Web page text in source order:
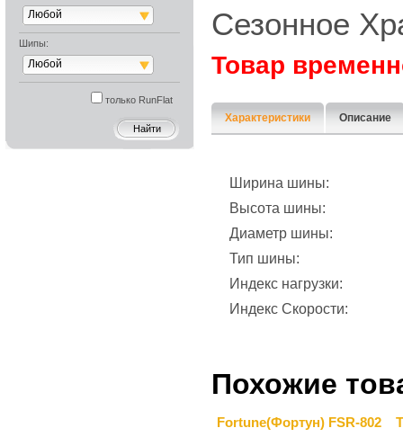
Любой
Шипы:
Любой
только RunFlat
Сезонное
Товар
Характеристики Описание
Ширина шины:
Высота шины:
Диаметр шины:
Тип шины:
Индекс нагрузки:
Индекс Скорости:
Похожие
Fortune(Фортун) FSR-802